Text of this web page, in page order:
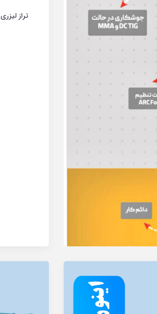
تراز لیزری رونیکس مدل RH-9504 دو خط ۳۶۰
درجه (پس کرایه)